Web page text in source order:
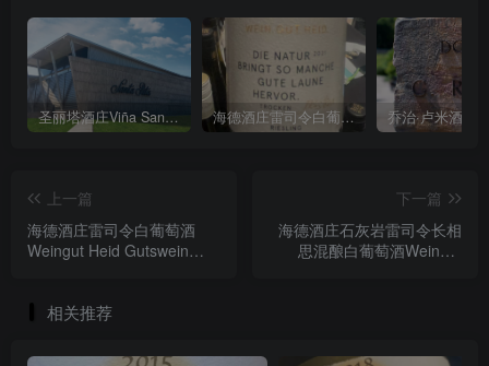
圣丽塔酒庄Viña Santa Rita 海德酒庄雷司令白葡萄酒Weingut Heid Gutswein Riesling trocken 2021
上一篇
海德酒庄雷司令白葡萄酒
Weingut Heid Gutswein
下一篇
海德酒庄石灰岩雷司令长相
思混酿白葡萄酒Weingut
相关推荐